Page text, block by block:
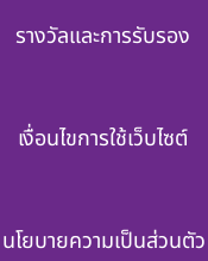
รางวัลและการรับรอง
เงื่อนไขการใช้เว็บไซต์
นโยบายความเป็นส่วนตัว